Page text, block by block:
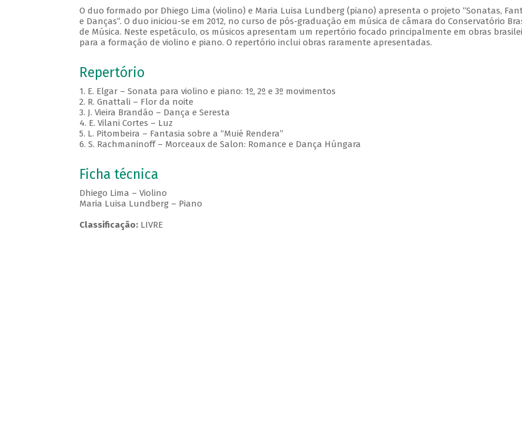
O duo formado por Dhiego Lima (violino) e Maria Luisa Lundberg (piano) apresenta o projeto “Sonatas,
e Danças”. O duo iniciou-se em 2012, no curso de pós-graduação em música de câmara do Conservatório
de Música. Neste espetáculo, os músicos apresentam um repertório focado principalmente em obras
para a formação de violino e piano. O repertório inclui obras raramente apresentadas.
Repertório
1. E. Elgar – Sonata para violino e piano: 1º, 2º e 3º movimentos
2. R. Gnattali – Flor da noite
3. J. Vieira Brandão – Dança e Seresta
4. E. Vilani Cortes – Luz
5. L. Pitombeira – Fantasia sobre a “Muié Rendera”
6. S. Rachmaninoff – Morceaux de Salon: Romance e Dança Húngara
Ficha técnica
Dhiego Lima – Violino
Maria Luisa Lundberg – Piano
Classificação:LIVRE